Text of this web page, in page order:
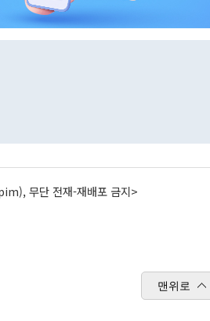
무단 전재-재배포 금지>
맨위로